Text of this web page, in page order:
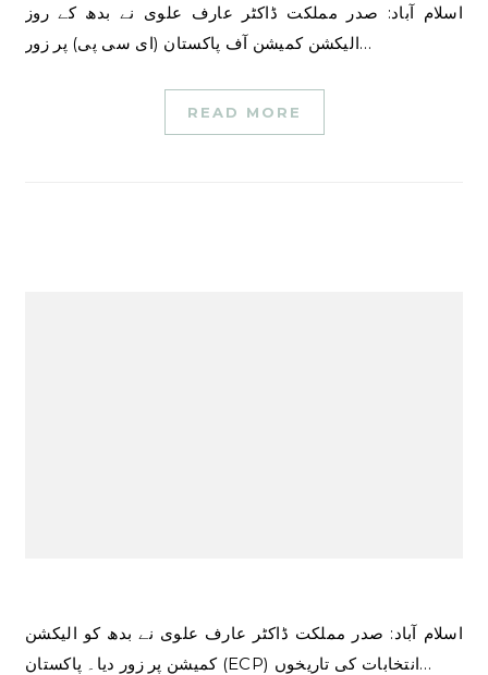
اسلام آباد: صدر مملکت ڈاکٹر عارف علوی نے بدھ کے روز
الیکشن کمیشن آف پاکستان (ای سی پی) پر زور…
READ MORE
اسلام آباد: صدر مملکت ڈاکٹر عارف علوی نے بدھ کو الیکشن
کمیشن پر زور دیا۔ پاکستان (ECP) انتخابات کی تاریخوں…